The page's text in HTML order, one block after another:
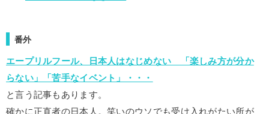
番外
エープリルフール、日本人はなじめない 「楽しみ方が分か
らない」「苦手なイベント」・・・
と言う記事もあります。
確かに正直者の日本人。笑いのウソでも受け入れがたい所が